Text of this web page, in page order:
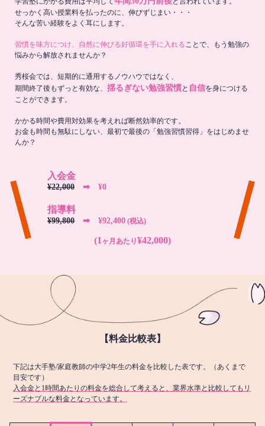
せっかく高い授業料を払ったのに、伸びずじまい・・・
そんな苦い経験をよく耳にします。
習慣を味方につけ、自然に伸びる好循環を手に入れることで、もう勉強の
悩みから解放されませんか？
秀桜会では、短期的に通用するノウハウではなく、
期間終了後もずっと有効な、 揺るぎない勉強習慣と 自信を身につける
ことができます。
かかる時間や費用対効果を考えれば断然効率的です。
お金も時間も無駄にしない、最初で最後の「勉強習慣習得」をはじめませ
んか？
入会金
¥22,000 ➡︎ ¥0
指導料
¥99,800 ➡︎ ¥92,400 (税込)
(1 ヶ月あたり¥42,000)
【料金比較表】
下記は大手塾/家庭教師の中学2年生の料金を比較した表です。（あくまで
目安です）
入会金と1時間あたりの料金を総合して考えると、業界水準と比較してもリ
ーズナブルな料金となっています。